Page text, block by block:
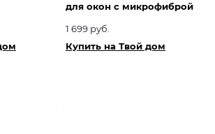
для окон с микрофиброй
1 699 руб.
Купить на Твой дом